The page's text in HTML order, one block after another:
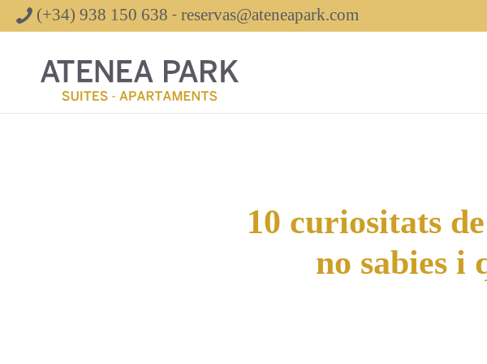
(+34) 938 150 638 - reservas@ateneapark.com
10 curiositats
no sabies i